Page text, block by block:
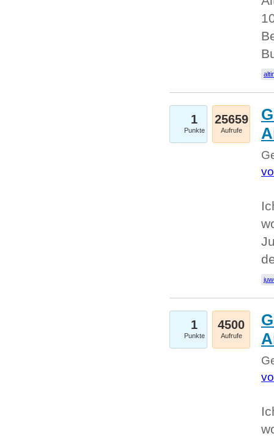
1
Punkte
25659
Aufrufe
1
Punkte
4500
Aufrufe